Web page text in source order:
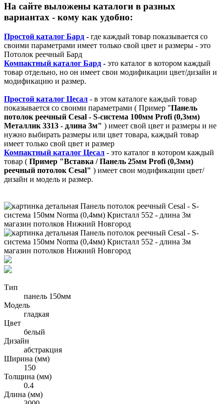
На сайте выложены каталоги в разных
вариантах - кому как удобно:
Простой каталог Бард - где каждый товар показывается со
своими параметрами имеет только свой цвет и размеры - это
Потолок реечный Бард
Компактный каталог Бард - это каталог в котором каждый
товар отдельно, но он имеет свои модификации цвет/дизайн и
модификацию и размер.
Простой каталог Цесал - в этом каталоге каждый товар
показывается со своими параметрами ( Пример "Панель
потолок реечный Cesal - S-система 100мм Profi (0,3мм)
Металлик 3313 - длина 3м" ) имеет свой цвет и размеры и не
нужно выбирать размеры или цвет товара, каждый товар
имеет только свой цвет и размер
Компактный каталог Цесал - это каталог в котором каждый
товар ( Пример "Вставка / Панель 25мм Profi (0,3мм)
реечный потолок Cesal" ) имеет свои модификации цвет/
дизайн и модель и размер.
Тип
панель 150мм
Модель
гладкая
Цвет
белый
Дизайн
абстракция
Ширина (мм)
150
Толщина (мм)
0.4
Длина (мм)